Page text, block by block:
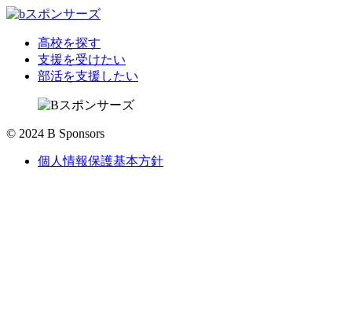
高校を探す
支援を受けたい
部活を支援したい
© 2024 B Sponsors
個人情報保護基本方針